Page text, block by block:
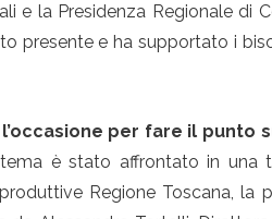
e la Presidenza Regionale di
presente e ha supportato i
per fare il punto
è stato affrontato in una
Regione Toscana, la